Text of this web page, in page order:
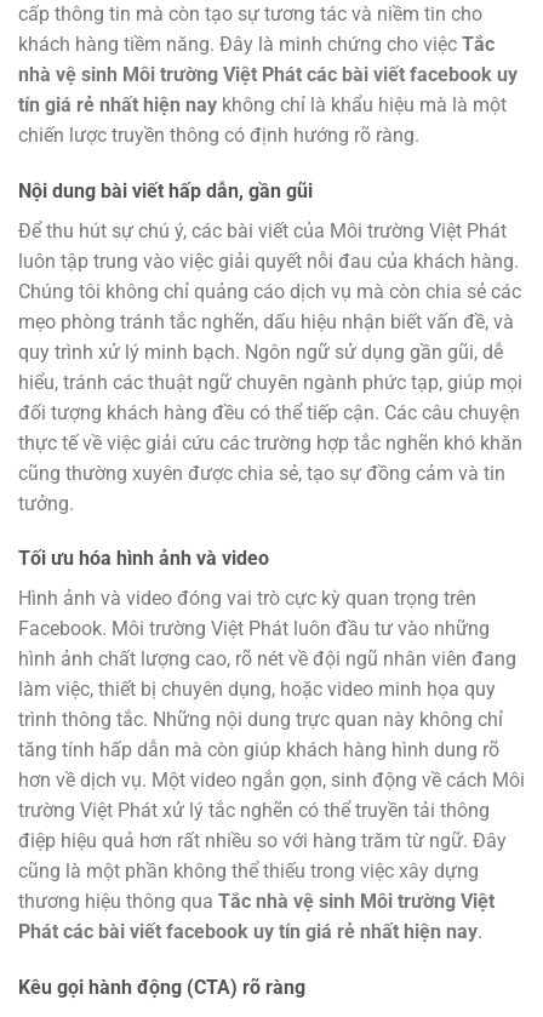
cấp thông tin mà còn tạo sự tương tác và niềm tin cho
khách hàng tiềm năng. Đây là minh chứng cho việc Tắc
nhà vệ sinh Môi trường Việt Phát các bài viết facebook uy
tín giá rẻ nhất hiện nay không chỉ là khẩu hiệu mà là một
chiến lược truyền thông có định hướng rõ ràng.
Nội dung bài viết hấp dẫn, gần gũi
Để thu hút sự chú ý, các bài viết của Môi trường Việt Phát
luôn tập trung vào việc giải quyết nỗi đau của khách hàng.
Chúng tôi không chỉ quảng cáo dịch vụ mà còn chia sẻ các
mẹo phòng tránh tắc nghẽn, dấu hiệu nhận biết vấn đề, và
quy trình xử lý minh bạch. Ngôn ngữ sử dụng gần gũi, dễ
hiểu, tránh các thuật ngữ chuyên ngành phức tạp, giúp mọi
đối tượng khách hàng đều có thể tiếp cận. Các câu chuyện
thực tế về việc giải cứu các trường hợp tắc nghẽn khó khăn
cũng thường xuyên được chia sẻ, tạo sự đồng cảm và tin
tưởng.
Tối ưu hóa hình ảnh và video
Hình ảnh và video đóng vai trò cực kỳ quan trọng trên
Facebook. Môi trường Việt Phát luôn đầu tư vào những
hình ảnh chất lượng cao, rõ nét về đội ngũ nhân viên đang
làm việc, thiết bị chuyên dụng, hoặc video minh họa quy
trình thông tắc. Những nội dung trực quan này không chỉ
tăng tính hấp dẫn mà còn giúp khách hàng hình dung rõ
hơn về dịch vụ. Một video ngắn gọn, sinh động về cách Môi
trường Việt Phát xử lý tắc nghẽn có thể truyền tải thông
điệp hiệu quả hơn rất nhiều so với hàng trăm từ ngữ. Đây
cũng là một phần không thể thiếu trong việc xây dựng
thương hiệu thông qua Tắc nhà vệ sinh Môi trường Việt
Phát các bài viết facebook uy tín giá rẻ nhất hiện nay.
Kêu gọi hành động (CTA) rõ ràng